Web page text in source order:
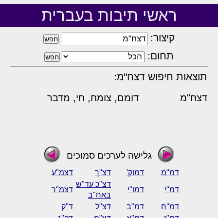
ראשי תיבות בעברית
קיצור:
תחום:
תוצאות חיפוש דצח"מ:
דצח"מ דומם, צומח, חי, מדבר
גלישה לערכים סמוכים
דמ"מ דמוק' דצ"ך דצמ"ע
דמ"י דמו"י
דצ"כ עד"ש
באח"ב
דצמ"ר
דמ"ח דמ"ב דצ"ל
ד"ק